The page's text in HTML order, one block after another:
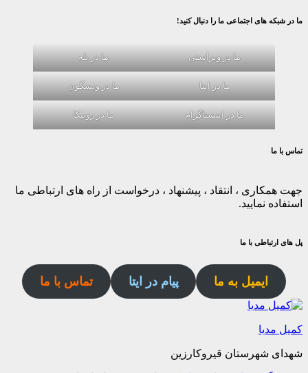
ما در شبکه های اجتماعی ما را دنبال کنید!
ما در ویراستی ما در بله
ما در ایتا ما در ویسگون
ما در اینستاگرام ما در روبیکا
تماس با ما
جهت همکاری ، انتقاد ، پیشنهاد ، درخواست از راه های ارتباطی ما
استفاده نمایید.
پل های ارتباطی با ما
ایمیل به ما پیام در ایتا تماس با ما
کمیل مدیا
شهدای شهرستان قیروکارزین